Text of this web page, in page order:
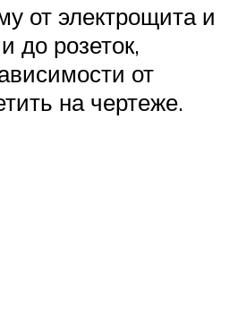
от электрощита и
до розеток,
от
на чертеже.